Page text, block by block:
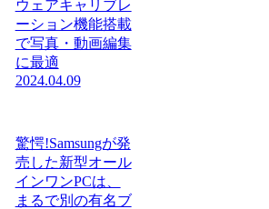
ウェアキャリブレ
ーション機能搭載
で写真・動画編集
に最適
2024.04.09
驚愕!Samsungが発
売した新型オール
インワンPCは、
まるで別の有名ブ